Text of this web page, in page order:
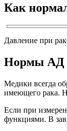
Как
Давление при
Нормы АД
Медики всегда
имеющего рака.
Если при
функциями. В